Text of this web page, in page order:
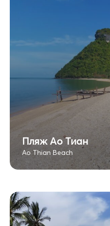
Пляж Ао Тиан
Ao Thian Beach